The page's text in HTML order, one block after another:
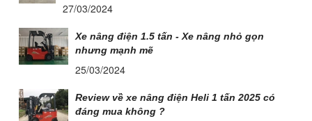
27/03/2024
Xe nâng điện 1.5 tấn - Xe nâng nhỏ gọn
nhưng mạnh mẽ
25/03/2024
Review về xe nâng điện Heli 1 tấn 2025 có
đáng mua không ?